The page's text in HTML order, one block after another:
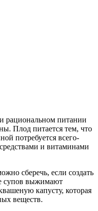
рациональном питании
Плод питается тем, что
потребуется всего-
и витаминами
сберечь, если создать
супов выжимают
капусту, которая
веществ.